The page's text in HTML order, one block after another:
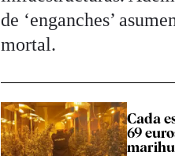
de ‘enganches’
mortal.
Cada
69